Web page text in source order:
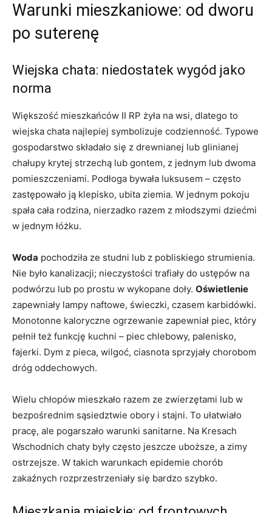
Warunki mieszkaniowe: od dworu
po suterenę
Wiejska chata: niedostatek wygód jako
norma
Większość mieszkańców II RP żyła na wsi, dlatego to
wiejska chata najlepiej symbolizuje codzienność. Typowe
gospodarstwo składało się z drewnianej lub glinianej
chałupy krytej strzechą lub gontem, z jednym lub dwoma
pomieszczeniami. Podłoga bywała luksusem – często
zastępowało ją klepisko, ubita ziemia. W jednym pokoju
spała cała rodzina, nierzadko razem z młodszymi dziećmi
w jednym łóżku.
Woda pochodziła ze studni lub z pobliskiego strumienia.
Nie było kanalizacji; nieczystości trafiały do ustępów na
podwórzu lub po prostu w wykopane doły. Oświetlenie
zapewniały lampy naftowe, świeczki, czasem karbidówki.
Monotonne kaloryczne ogrzewanie zapewniał piec, który
pełnił też funkcję kuchni – piec chlebowy, palenisko,
fajerki. Dym z pieca, wilgoć, ciasnota sprzyjały chorobom
dróg oddechowych.
Wielu chłopów mieszkało razem ze zwierzętami lub w
bezpośrednim sąsiedztwie obory i stajni. To ułatwiało
pracę, ale pogarszało warunki sanitarne. Na Kresach
Wschodnich chaty były często jeszcze uboższe, a zimy
ostrzejsze. W takich warunkach epidemie chorób
zakaźnych rozprzestrzeniały się bardzo szybko.